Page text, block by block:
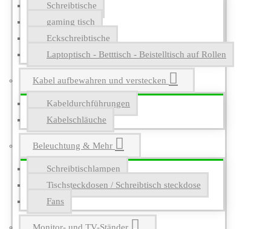
Schreibtische
gaming tisch
Eckschreibtische
Laptoptisch - Betttisch - Beistelltisch auf Rollen
Kabel aufbewahren und verstecken
Kabeldurchführungen
Kabelschläuche
Beleuchtung & Mehr
Schreibtischlampen
Tischsteckdosen / Schreibtisch steckdose
Fans